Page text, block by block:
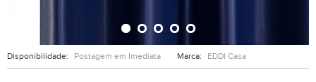
Disponibilidade: Postagem em Imediata Marca: EDDI Casa